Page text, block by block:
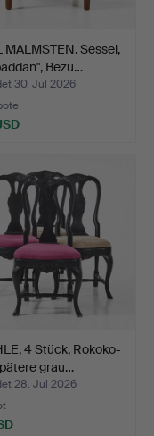
MALMSTEN. Sessel,
Bezu…
30. Jul 2026
4 Stück, Rokoko-
grau…
28. Jul 2026